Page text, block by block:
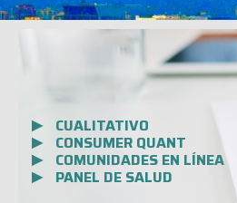
CUALITATIVO
CONSUMER QUANT
COMUNIDADES EN LÍNEA
PANEL DE SALUD